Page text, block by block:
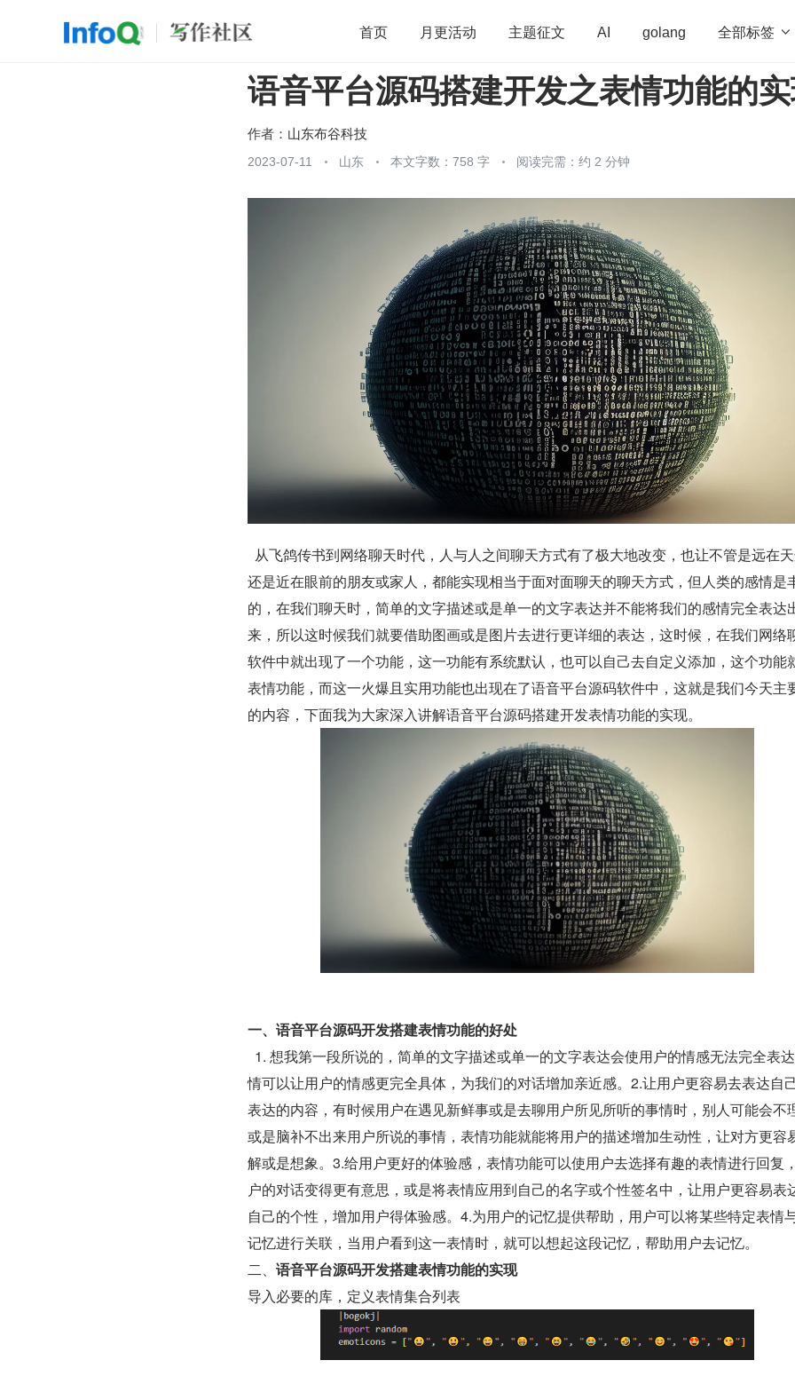
首页 月更活动 主题征文 AI golang 全部标签 
开源 架构 OpenHarmony 算法 学习方法 Web3.0 高
团队管理
语音平台源码搭建开发之表情功能的
作者： 山东布谷科技
2023-07-11 山东 本文字数：758 字 阅读完需：约 2 分钟
还是近在眼前的朋友或家人，都能实现相当于面对面聊天的聊天方式，但人类的感情是
的，在我们聊天时，简单的文字描述或是单一的文字表达并不能将我们的感情完全表达
来，所以这时候我们就要借助图画或是图片去进行更详细的表达，这时候，在我们网络
软件中就出现了一个功能，这一功能有系统默认，也可以自己去自定义添加，这个功能
表情功能，而这一火爆且实用功能也出现在了语音平台源码软件中，这就是我们今天主
的内容，下面我为大家深入讲解语音平台源码搭建开发表情功能的实现。
一、语音平台源码开发搭建表情功能的好处
情可以让用户的情感更完全具体，为我们的对话增加亲近感。2.让用户更容易去表达自
表达的内容，有时候用户在遇见新鲜事或是去聊用户所见所听的事情时，别人可能会不
或是脑补不出来用户所说的事情，表情功能就能将用户的描述增加生动性，让对方更容
解或是想象。3.给用户更好的体验感，表情功能可以使用户去选择有趣的表情进行回复
户的对话变得更有意思，或是将表情应用到自己的名字或个性签名中，让用户更容易表
自己的个性，增加用户得体验感。4.为用户的记忆提供帮助，用户可以将某些特定表情
记忆进行关联，当用户看到这一表情时，就可以想起这段记忆，帮助用户去记忆。
二、 语音平台源码开发搭建表情功能的实现
导入必要的库，定义表情集合列表